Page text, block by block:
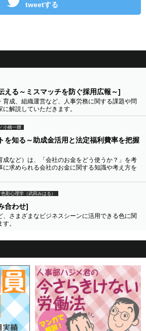
tweetする
える～ミスマッチを防ぐ採用広報～]
育成、組織運営など、人事労務に関する課題や問
解説していただきます。
小橋一輝
を知る～助成金活用と法定福利費率を把握
成など）は、「会社のお金をどう使うか？」を考
に求められる会社のお金に関する知識や考え方を
彩心理学（武田みはる）
合わせ]
さまざまなビジネスシーンに活用できる色に関
。